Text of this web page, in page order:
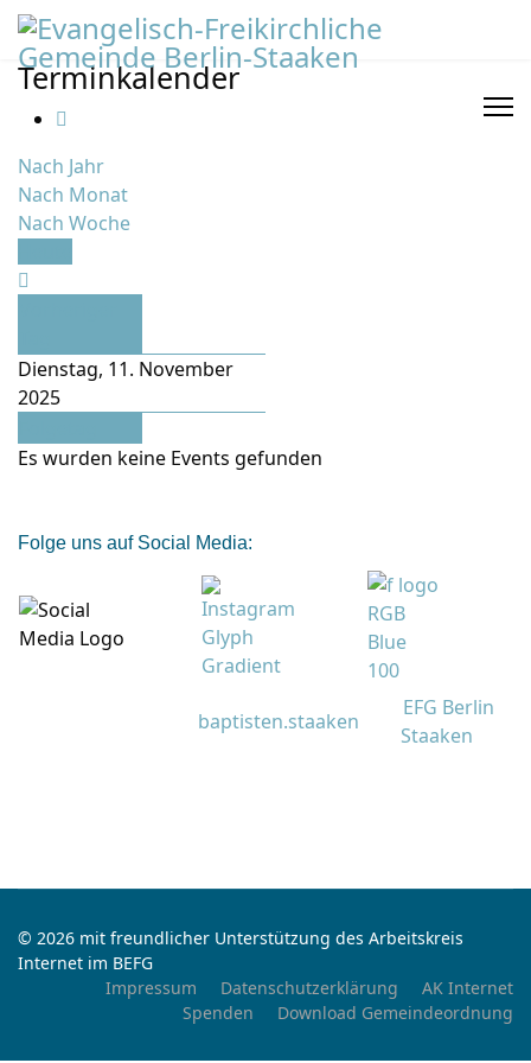
Terminkalender
Nach Jahr
Nach Monat
Nach Woche
Dienstag, 11. November
2025
Es wurden keine Events gefunden
Folge uns auf Social Media:
baptisten.staaken
EFG Berlin
Staaken
© 2026 mit freundlicher Unterstützung des Arbeitskreis
Internet im BEFG
Impressum
Datenschutzerklärung
AK Internet
Spenden
Download Gemeindeordnung